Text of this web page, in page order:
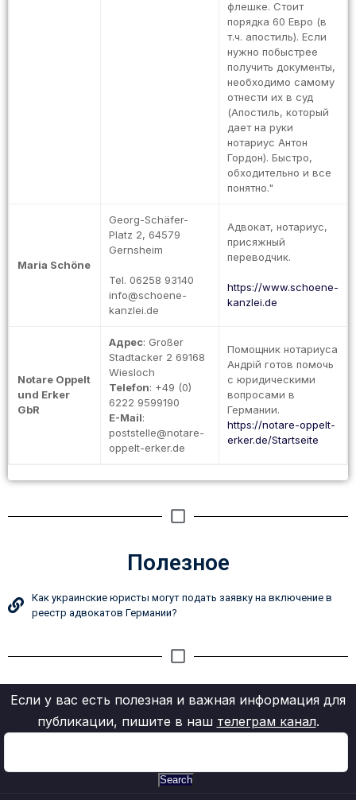
флешке. Стоит
порядка 60 Евро (в
т.ч. апостиль). Если
нужно побыстрее
получить документы,
необходимо самому
отнести их в суд
(Апостиль, который
дает на руки
нотариус Антон
Гордон). Быстро,
обходительно и все
понятно."
Maria Schöne
Georg-Schäfer-
Platz 2, 64579
Gernsheim
Tel. 06258 93140
info@schoene-
kanzlei.de
Адвокат, нотариус,
присяжный
переводчик.
https://www.schoene-
kanzlei.de
Notare Oppelt
und Erker
GbR
Адрес: Großer
Stadtacker 2 69168
Wiesloch
Telefon: +49 (0)
6222 9599190
E-Mail:
poststelle@notare-
oppelt-erker.de
Помощник нотариуса
Андрій готов помочь
с юридическими
вопросами в
Германии.
https://notare-oppelt-
erker.de/Startseite
Полезное
Как украинские юристы могут подать заявку на включение в
реестр адвокатов Германии?
Если у вас есть полезная и важная информация для
публикации, пишите в наш телеграм канал.
Search